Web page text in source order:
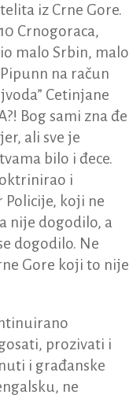
iz Crne Gore.
Crnogoraca,
malo Srbin, malo
na račun
Cetinjane
Bog sami zna đe
ali sve je
bilo i đece.
i
Policije, koji ne
nije dogodilo, a
dogodilo. Ne
Gore koji to nije
prozivati i
i građanske
ne